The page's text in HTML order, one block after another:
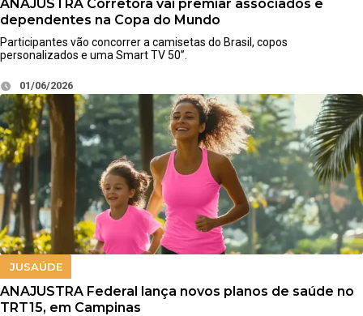
ANAJUSTRA Corretora vai premiar associados e
dependentes na Copa do Mundo
Participantes vão concorrer a camisetas do Brasil, copos
personalizados e uma Smart TV 50”.
01/06/2026
JUSAÚDE
ANAJUSTRA Federal lança novos planos de saúde no
TRT15, em Campinas